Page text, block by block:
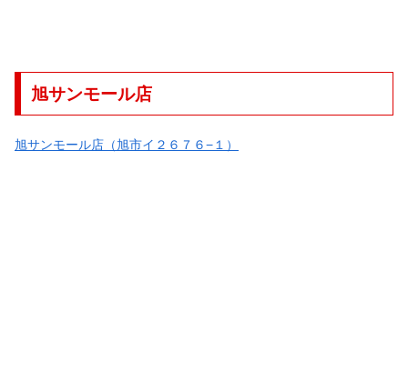
旭サンモール店
旭サンモール店（旭市イ２６７６−１）